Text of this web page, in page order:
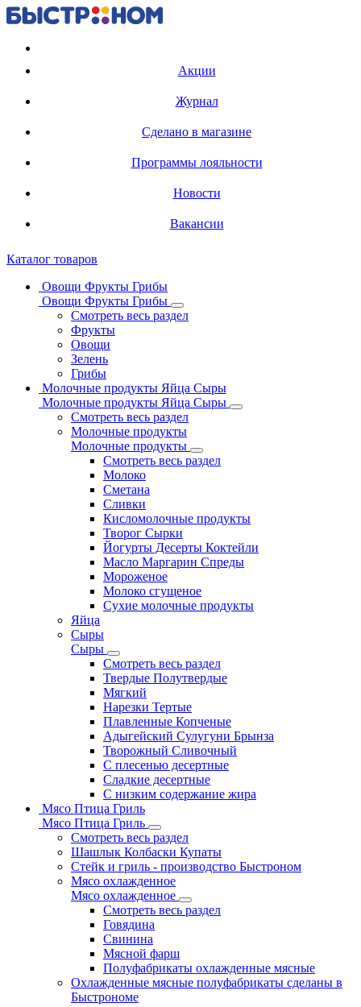
Акции
Журнал
Сделано в магазине
Программы лояльности
Новости
Вакансии
Каталог товаров
Овощи Фрукты Грибы
Овощи Фрукты Грибы
Смотреть весь раздел
Фрукты
Овощи
Зелень
Грибы
Молочные продукты Яйца Сыры
Молочные продукты Яйца Сыры
Смотреть весь раздел
Молочные продукты
Молочные продукты
Смотреть весь раздел
Молоко
Сметана
Сливки
Кисломолочные продукты
Творог Сырки
Йогурты Десерты Коктейли
Масло Маргарин Спреды
Мороженое
Молоко сгущеное
Сухие молочные продукты
Яйца
Сыры
Сыры
Смотреть весь раздел
Твердые Полутвердые
Мягкий
Нарезки Тертые
Плавленные Копченые
Адыгейский Сулугуни Брынза
Творожный Сливочный
С плесенью десертные
Сладкие десертные
С низким содержание жира
Мясо Птица Гриль
Мясо Птица Гриль
Смотреть весь раздел
Шашлык Колбаски Купаты
Стейк и гриль - производство Быстроном
Мясо охлажденное
Мясо охлажденное
Смотреть весь раздел
Говядина
Свинина
Мясной фарш
Полуфабрикаты охлажденные мясные
Охлажденные мясные полуфабрикаты сделаны в
Быстрономе